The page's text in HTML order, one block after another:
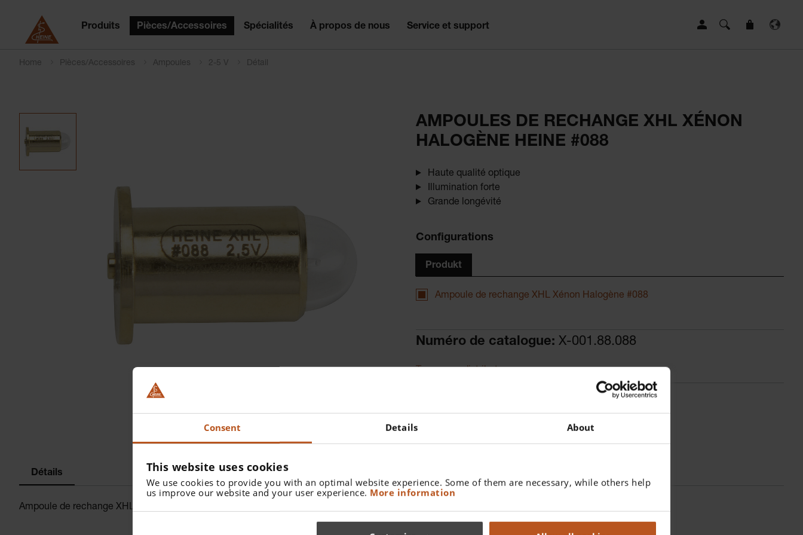
Consent Details About
This website uses cookies
We use cookies to provide you with an optimal website experience. Some of them are necessary, while others help
us improve our website and your user experience. More information
Produits Pièces/Accessoires Spécialités À propos de nous Service et support
Home Pièces/Accessoires Ampoules 2-5 V Détail
AMPOULES DE RECHANGE XHL XÉNON
HALOGÈNE HEINE #088
Haute qualité optique
Illumination forte
Grande longévité
Configurations
Produkt
Ampoule de rechange XHL Xénon Halogène #088
Numéro de catalogue: X-001.88.088
Détails
Ampoule de rechange XHL Xénon Halogènes 2,5 V pour Skiascope à spot alpha+.